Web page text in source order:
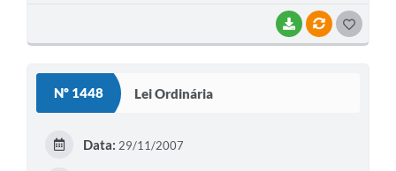
BAIXARVÍNCULOS
Nº 1448 Lei Ordinária
Data: 29/11/2007